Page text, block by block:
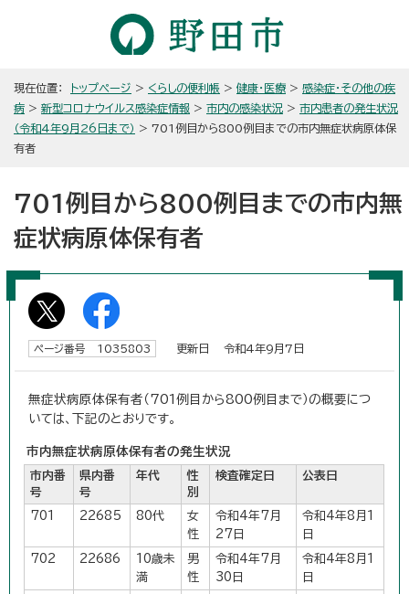
現在位置： トップページ > くらしの便利帳 > 健康・医療 > 感染症・その他の疾
病 > 新型コロナウイルス感染症情報 > 市内の感染状況 > 市内患者の発生状況
（令和4年9月26日まで） > 701例目から800例目までの市内無症状病原体保
有者
701例目から800例目までの市内無
症状病原体保有者
ページ番号 1035803 更新日 令和4年9月7日
無症状病原体保有者（701例目から800例目まで）の概要につ
いては、下記のとおりです。
市内無症状病原体保有者の発生状況
市内番
号
県内番
号
年代
性
別
検査確定日 公表日
701 22685 80代
女
性
令和4年7月
27日
令和4年8月1
日
702 22686
10歳未
満
男
性
令和4年7月
30日
令和4年8月1
日